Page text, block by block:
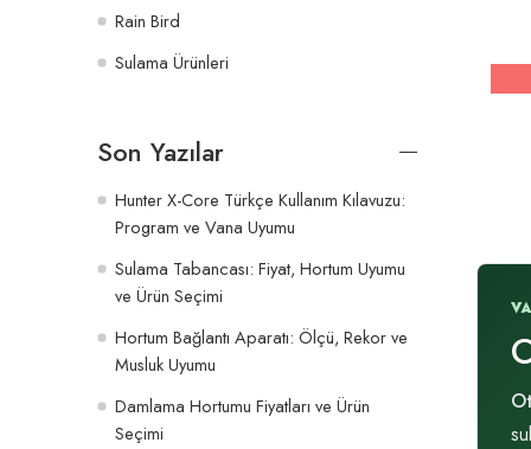
Rain Bird
Sulama Ürünleri
Son Yazılar
Hunter X-Core Türkçe Kullanım Kılavuzu:
Program ve Vana Uyumu
Sulama Tabancası: Fiyat, Hortum Uyumu
ve Ürün Seçimi
Hortum Bağlantı Aparatı: Ölçü, Rekor ve
Musluk Uyumu
Damlama Hortumu Fiyatları ve Ürün
Seçimi